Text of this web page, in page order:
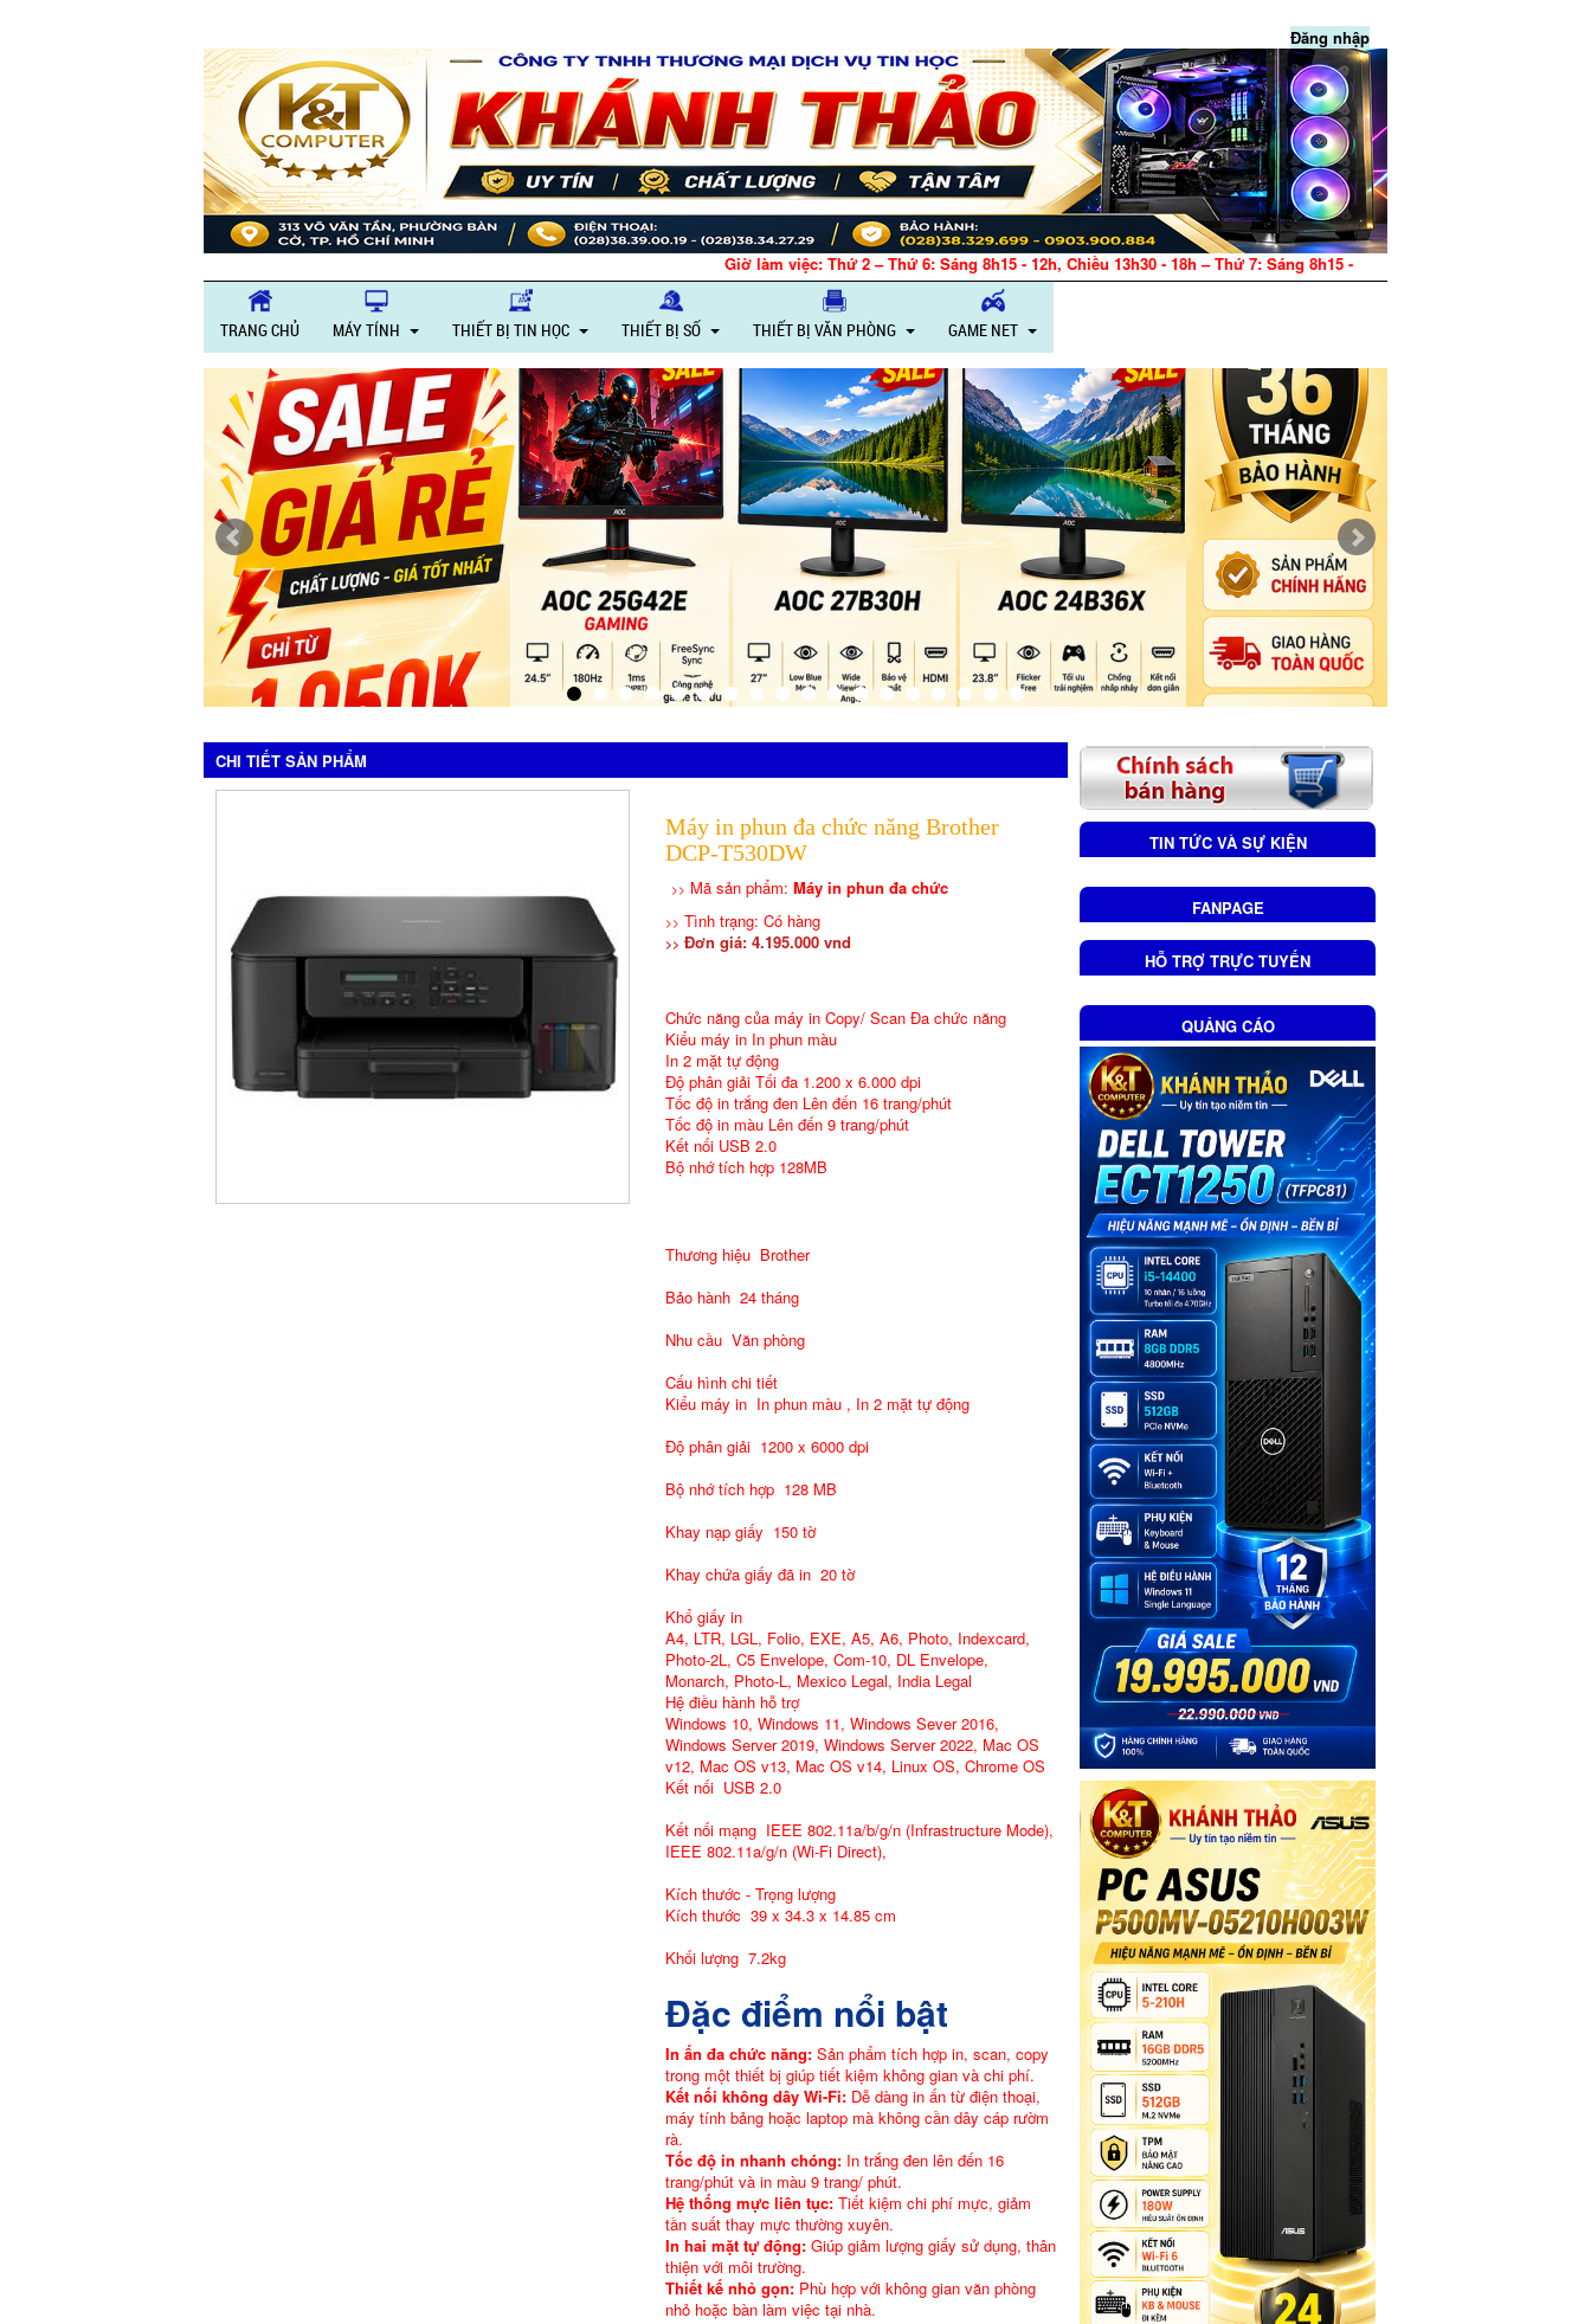
Đăng nhập
Giờ làm việc: Thứ 2 – Thứ 6: Sáng 8h15 - 12h, Chiều 13h30 - 18h – Thứ 7: Sáng 8h15 - 12h, Chiều 13h30 - 17h – CN: Nghỉ
TRANG CHỦ MÁY TÍNH THIẾT BỊ TIN HỌC THIẾT BỊ SỐ THIẾT BỊ VĂN PHÒNG GAME NET
CHI TIẾT SẢN PHẨM
Máy in phun đa chức năng Brother
DCP-T530DW
>> Mã sản phẩm: Máy in phun đa chức
>> Tình trạng: Có hàng
>> Đơn giá: 4.195.000 vnd
Chức năng của máy in Copy/ Scan Đa chức năng
Kiểu máy in In phun màu
In 2 mặt tự động
Độ phân giải Tối đa 1.200 x 6.000 dpi
Tốc độ in trắng đen Lên đến 16 trang/phút
Tốc độ in màu Lên đến 9 trang/phút
Kết nối USB 2.0
Bộ nhớ tích hợp 128MB
Thương hiệu Brother
Bảo hành 24 tháng
Nhu cầu Văn phòng
Cấu hình chi tiết
Kiểu máy in In phun màu , In 2 mặt tự động
Độ phân giải 1200 x 6000 dpi
Bộ nhớ tích hợp 128 MB
Khay nạp giấy 150 tờ
Khay chứa giấy đã in 20 tờ
Khổ giấy in
A4, LTR, LGL, Folio, EXE, A5, A6, Photo, Indexcard,
Photo-2L, C5 Envelope, Com-10, DL Envelope,
Monarch, Photo-L, Mexico Legal, India Legal
Hệ điều hành hỗ trợ
Windows 10, Windows 11, Windows Sever 2016,
Windows Server 2019, Windows Server 2022, Mac OS
v12, Mac OS v13, Mac OS v14, Linux OS, Chrome OS
Kết nối USB 2.0
Kết nối mạng IEEE 802.11a/b/g/n (Infrastructure Mode),
IEEE 802.11a/g/n (Wi-Fi Direct),
Kích thước - Trọng lượng
Kích thước 39 x 34.3 x 14.85 cm
Khối lượng 7.2kg
Đặc điểm nổi bật
In ấn đa chức năng: Sản phẩm tích hợp in, scan, copy
trong một thiết bị giúp tiết kiệm không gian và chi phí.
Kết nối không dây Wi-Fi: Dễ dàng in ấn từ điện thoại,
máy tính bảng hoặc laptop mà không cần dây cáp rườm
rà.
Tốc độ in nhanh chóng: In trắng đen lên đến 16
trang/phút và in màu 9 trang/ phút.
Hệ thống mực liên tục: Tiết kiệm chi phí mực, giảm
tần suất thay mực thường xuyên.
In hai mặt tự động: Giúp giảm lượng giấy sử dụng, thân
thiện với môi trường.
Thiết kế nhỏ gọn: Phù hợp với không gian văn phòng
nhỏ hoặc bàn làm việc tại nhà.
TIN TỨC VÀ SỰ KIỆN
FANPAGE
HỖ TRỢ TRỰC TUYẾN
QUẢNG CÁO